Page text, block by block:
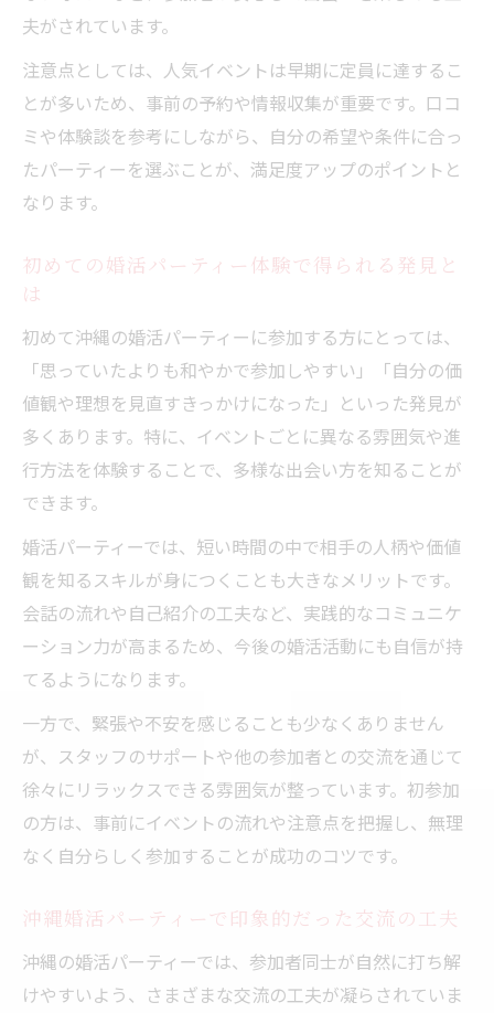
婚活パーティーで年代や趣味が合う相手と
出会う方法
世代ごとの婚活パーティー活用術とポイン
ト
夫がされています。
注意点としては、人気イベントは早期に定員に達するこ
とが多いため、事前の予約や情報収集が重要です。口コ
ミや体験談を参考にしながら、自分の希望や条件に合っ
たパーティーを選ぶことが、満足度アップのポイントと
なります。
初めての婚活パーティー体験で得られる発見と
は
初めて沖縄の婚活パーティーに参加する方にとっては、
「思っていたよりも和やかで参加しやすい」「自分の価
値観や理想を見直すきっかけになった」といった発見が
多くあります。特に、イベントごとに異なる雰囲気や進
行方法を体験することで、多様な出会い方を知ることが
できます。
婚活パーティーでは、短い時間の中で相手の人柄や価値
観を知るスキルが身につくことも大きなメリットです。
会話の流れや自己紹介の工夫など、実践的なコミュニケ
ーション力が高まるため、今後の婚活活動にも自信が持
てるようになります。
一方で、緊張や不安を感じることも少なくありません
が、スタッフのサポートや他の参加者との交流を通じて
徐々にリラックスできる雰囲気が整っています。初参加
の方は、事前にイベントの流れや注意点を把握し、無理
なく自分らしく参加することが成功のコツです。
沖縄婚活パーティーで印象的だった交流の工夫
沖縄の婚活パーティーでは、参加者同士が自然に打ち解
けやすいよう、さまざまな交流の工夫が凝らされていま